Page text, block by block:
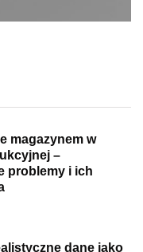
magazynem w
–
problemy i ich
dane jako